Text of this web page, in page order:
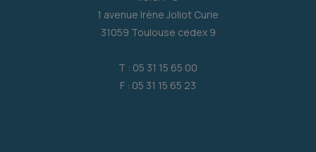
1 avenue Irène Joliot Curie
31059 Toulouse cedex 9
T : 05 31 15 65 00
F : 05 31 15 65 23